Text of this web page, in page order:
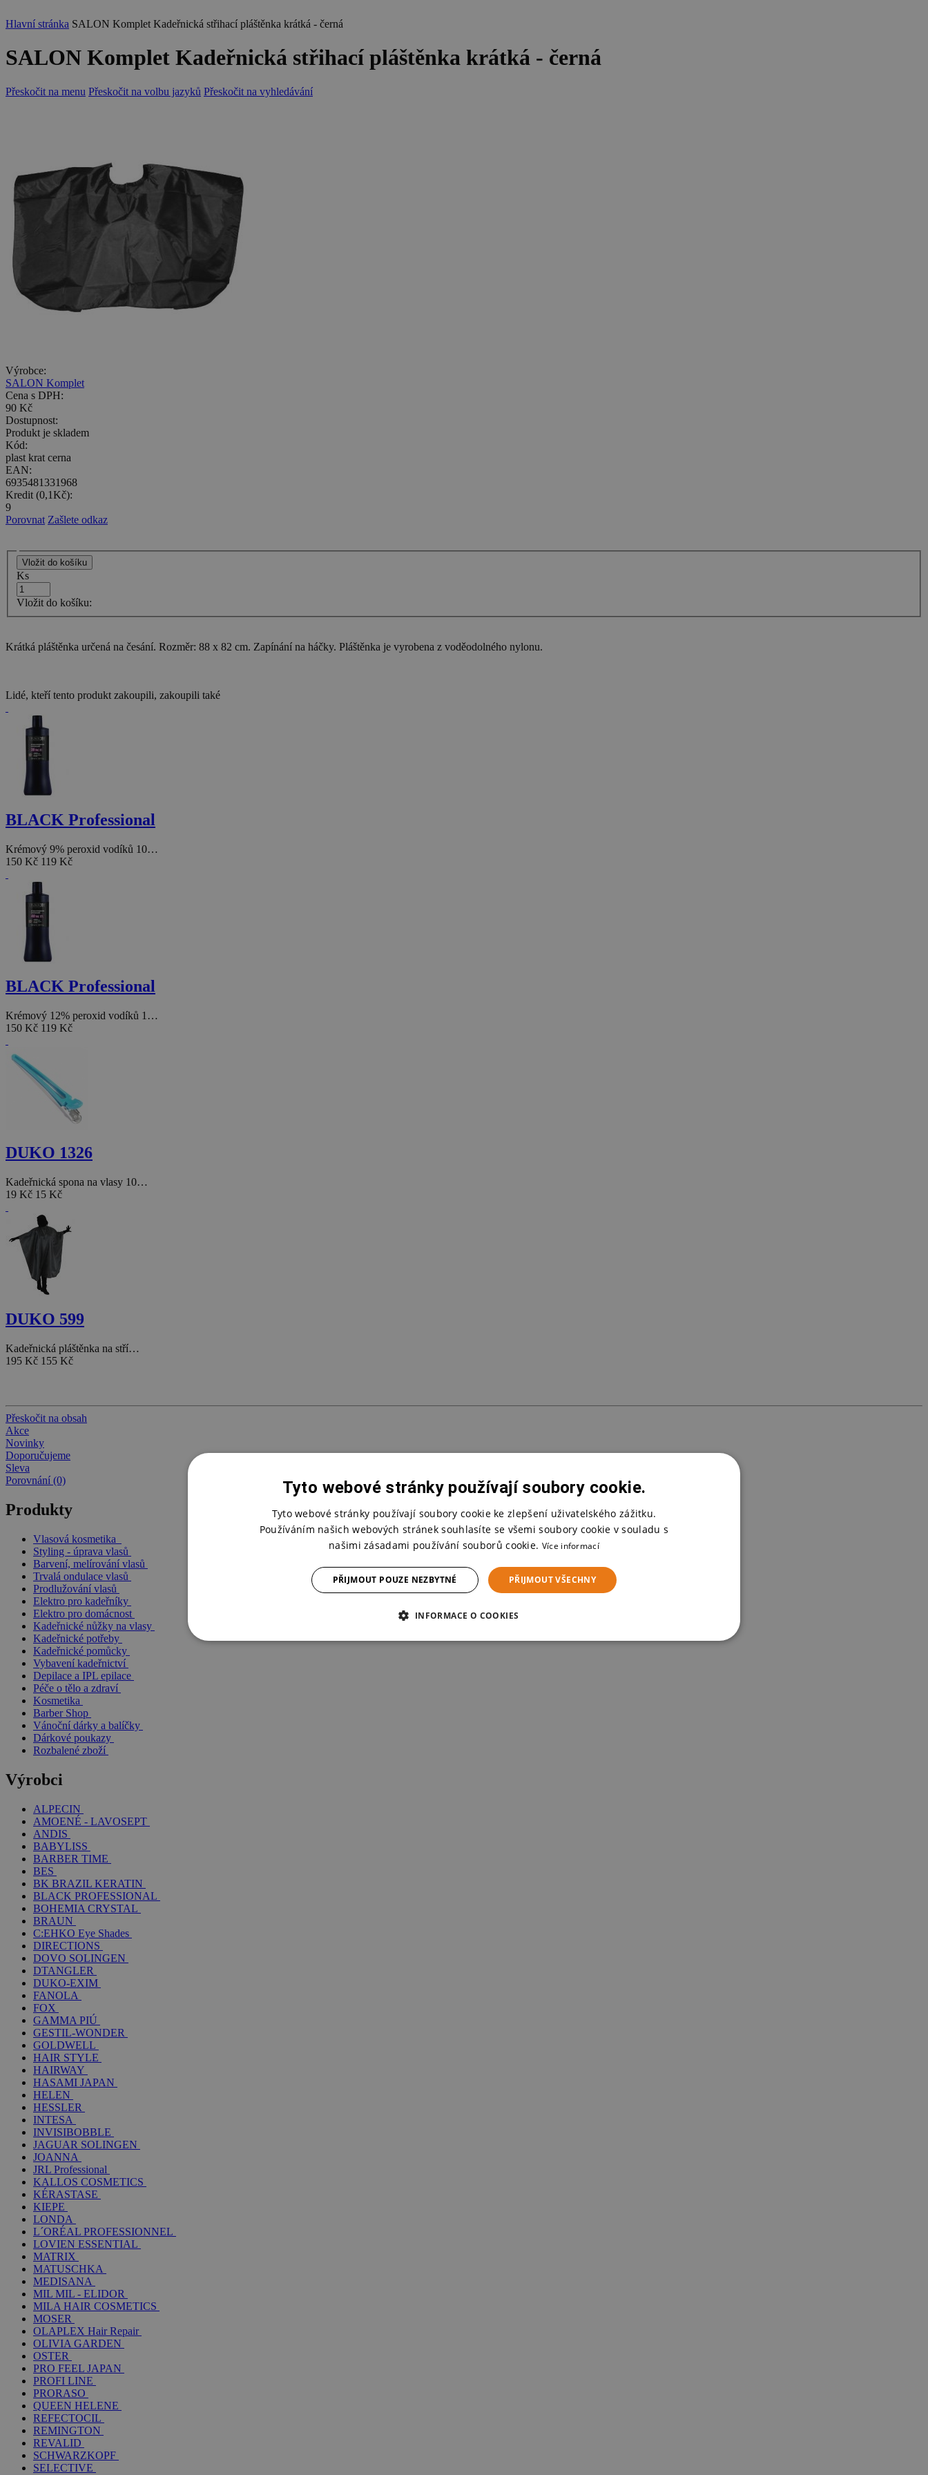
Hlavní stránka SALON Komplet Kadeřnická střihací pláštěnka krátká - černá
SALON Komplet Kadeřnická střihací pláštěnka krátká - černá
Přeskočit na menu Přeskočit na volbu jazyků Přeskočit na vyhledávání
Výrobce:
SALON Komplet
Cena s DPH:
90 Kč
Dostupnost:
Produkt je skladem
Kód:
plast krat cerna
EAN:
6935481331968
Kredit (0,1Kč):
9
Porovnat Zašlete odkaz
Ks
Vložit do košíku:
Krátká pláštěnka určená na česání. Rozměr: 88 x 82 cm. Zapínání na háčky. Pláštěnka je vyrobena z voděodolného nylonu.
Lidé, kteří tento produkt zakoupili, zakoupili také
BLACK Professional
Krémový 9% peroxid vodíků 10…
150 Kč 119 Kč
BLACK Professional
Krémový 12% peroxid vodíků 1…
150 Kč 119 Kč
DUKO 1326
Kadeřnická spona na vlasy 10…
19 Kč 15 Kč
DUKO 599
Kadeřnická pláštěnka na stří…
195 Kč 155 Kč
Přeskočit na obsah
Akce
Novinky
Doporučujeme
Sleva
Porovnání (0)
Produkty
Vlasová kosmetika
Styling - úprava vlasů
Barvení, melírování vlasů
Trvalá ondulace vlasů
Prodlužování vlasů
Elektro pro kadeřníky
Elektro pro domácnost
Kadeřnické nůžky na vlasy
Kadeřnické potřeby
Kadeřnické pomůcky
Vybavení kadeřnictví
Depilace a IPL epilace
Péče o tělo a zdraví
Kosmetika
Barber Shop
Vánoční dárky a balíčky
Dárkové poukazy
Rozbalené zboží
Výrobci
ALPECIN
AMOENÉ - LAVOSEPT
ANDIS
BABYLISS
BARBER TIME
BES
BK BRAZIL KERATIN
BLACK PROFESSIONAL
BOHEMIA CRYSTAL
BRAUN
C:EHKO Eye Shades
DIRECTIONS
DOVO SOLINGEN
DTANGLER
DUKO-EXIM
FANOLA
FOX
GAMMA PIÚ
GESTIL-WONDER
GOLDWELL
HAIR STYLE
HAIRWAY
HASAMI JAPAN
HELEN
HESSLER
INTESA
INVISIBOBBLE
JAGUAR SOLINGEN
JOANNA
JRL Professional
KALLOS COSMETICS
KÉRASTASE
KIEPE
LONDA
L´ORÉAL PROFESSIONNEL
LOVIEN ESSENTIAL
MATRIX
MATUSCHKA
MEDISANA
MIL MIL - ELIDOR
MILA HAIR COSMETICS
MOSER
OLAPLEX Hair Repair
OLIVIA GARDEN
OSTER
PRO FEEL JAPAN
PROFI LINE
PRORASO
QUEEN HELENE
REFECTOCIL
REMINGTON
REVALID
SCHWARZKOPF
SELECTIVE
Tyto webové stránky používají soubory cookie.
Tyto webové stránky používají soubory cookie ke zlepšení uživatelského zážitku.
Používáním našich webových stránek souhlasíte se všemi soubory cookie v souladu s
našimi zásadami používání souborů cookie. Více informací
PŘIJMOUT VŠECHNY
PŘIJMOUT POUZE NEZBYTNÉ
INFORMACE O COOKIES